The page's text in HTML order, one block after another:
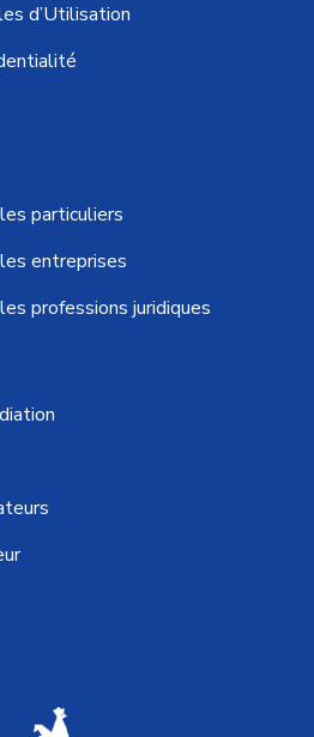
d’Utilisation
particuliers
entreprises
professions juridiques